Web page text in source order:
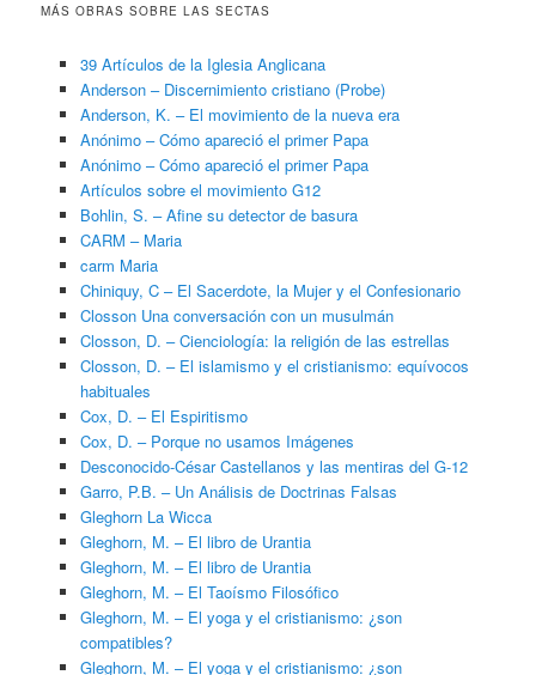
MÁS OBRAS SOBRE LAS SECTAS
39 Artículos de la Iglesia Anglicana
Anderson – Discernimiento cristiano (Probe)
Anderson, K. – El movimiento de la nueva era
Anónimo – Cómo apareció el primer Papa
Anónimo – Cómo apareció el primer Papa
Artículos sobre el movimiento G12
Bohlin, S. – Afine su detector de basura
CARM – Maria
carm Maria
Chiniquy, C – El Sacerdote, la Mujer y el Confesionario
Closson Una conversación con un musulmán
Closson, D. – Cienciología: la religión de las estrellas
Closson, D. – El islamismo y el cristianismo: equívocos
habituales
Cox, D. – El Espiritismo
Cox, D. – Porque no usamos Imágenes
Desconocido-César Castellanos y las mentiras del G-12
Garro, P.B. – Un Análisis de Doctrinas Falsas
Gleghorn La Wicca
Gleghorn, M. – El libro de Urantia
Gleghorn, M. – El libro de Urantia
Gleghorn, M. – El Taoísmo Filosófico
Gleghorn, M. – El yoga y el cristianismo: ¿son
compatibles?
Gleghorn, M. – El yoga y el cristianismo: ¿son